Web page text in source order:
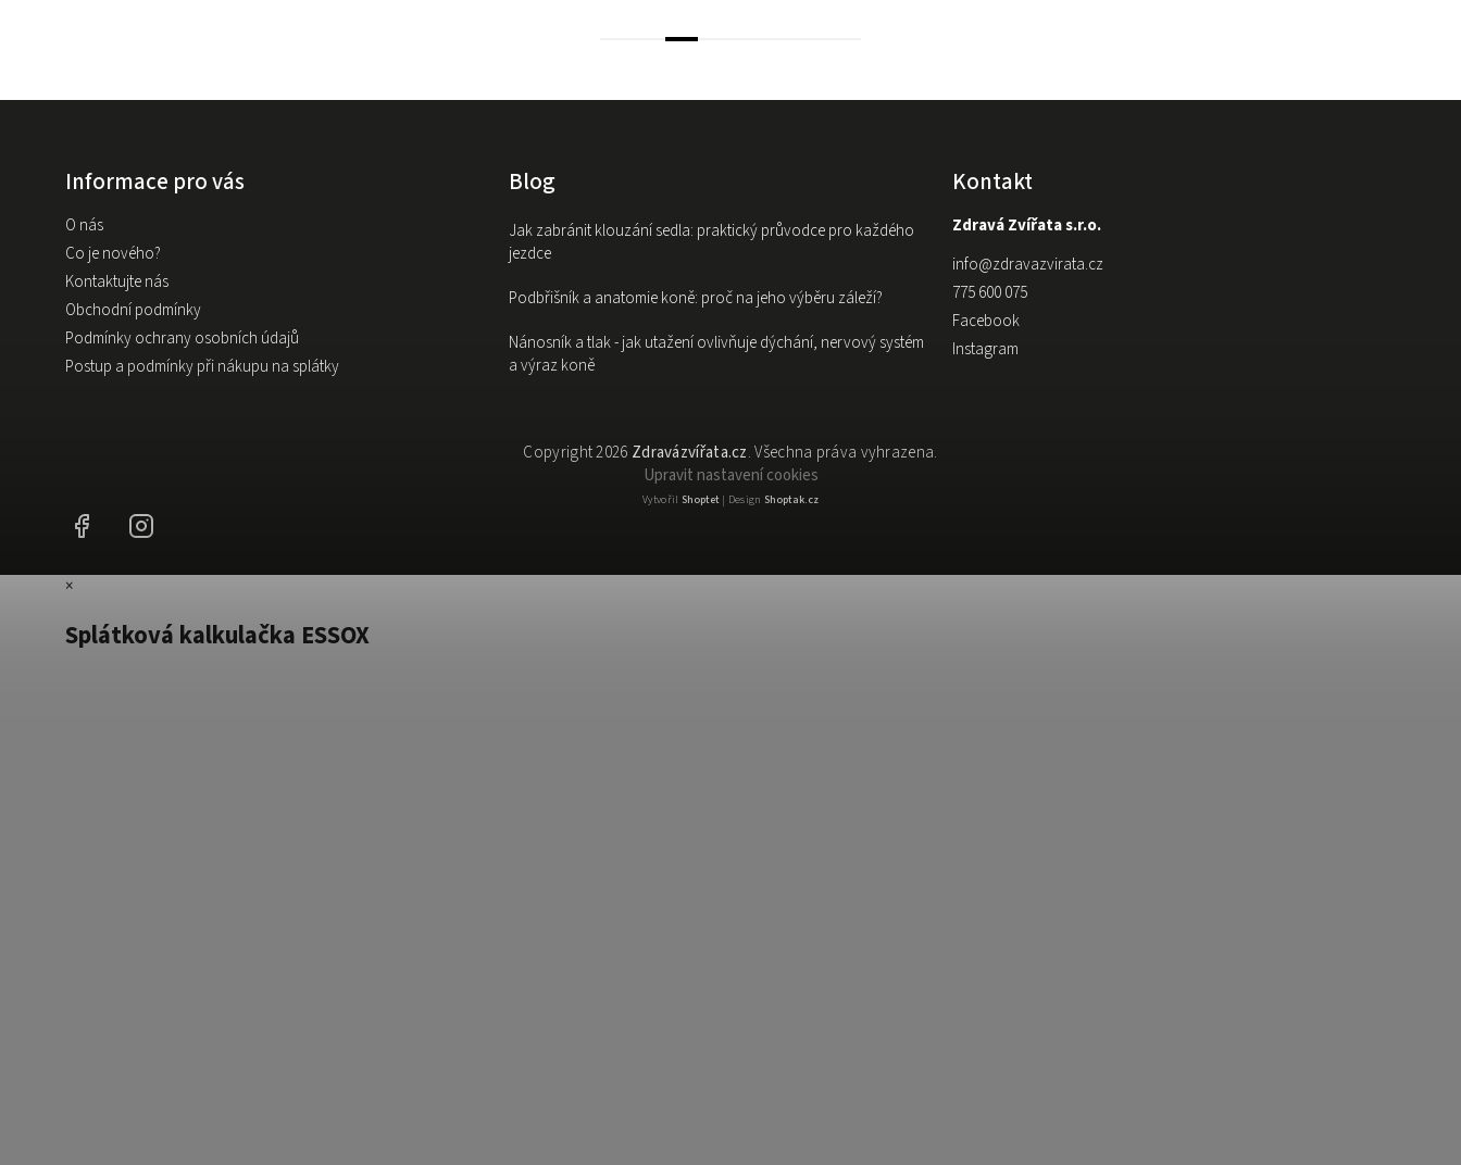
Informace pro vás
O nás
Co je nového?
Kontaktujte nás
Obchodní podmínky
Podmínky ochrany osobních údajů
Postup a podmínky při nákupu na splátky
Blog
Jak zabránit klouzání sedla: praktický průvodce pro každého
jezdce
Podbřišník a anatomie koně: proč na jeho výběru záleží?
Nánosník a tlak - jak utažení ovlivňuje dýchání, nervový systém
a výraz koně
Kontakt
Zdravá Zvířata s.r.o.
info@zdravazvirata.cz
775 600 075
Facebook
Instagram
Copyright 2026 Zdravázvířata.cz. Všechna práva vyhrazena.
Upravit nastavení cookies
Vytvořil Shoptet| Design Shoptak.cz
Facebook
×
Splátková kalkulačka ESSOX